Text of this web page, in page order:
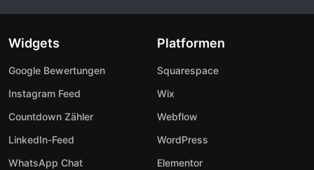
Widgets
Google Bewertungen
Instagram Feed
Countdown Zähler
LinkedIn-Feed
WhatsApp Chat
Platformen
Squarespace
Wix
Webflow
WordPress
Elementor